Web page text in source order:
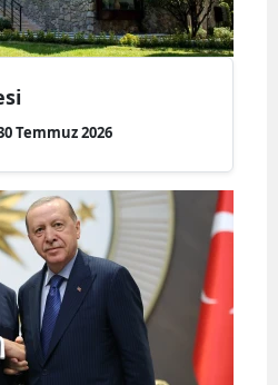
Temmuz 2026